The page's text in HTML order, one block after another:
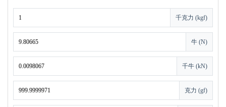
千克力 (kgf)
牛 (N)
千牛 (kN)
克力 (gf)